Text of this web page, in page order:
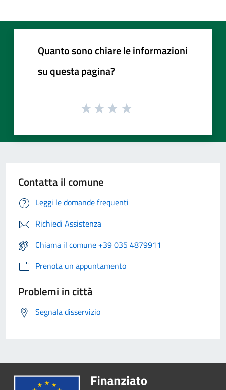
Quanto sono chiare le informazioni
su questa pagina?
Contatta il comune
Leggi le domande frequenti
Richiedi Assistenza
Chiama il comune +39 035 4879911
Prenota un appuntamento
Problemi in città
Segnala disservizio